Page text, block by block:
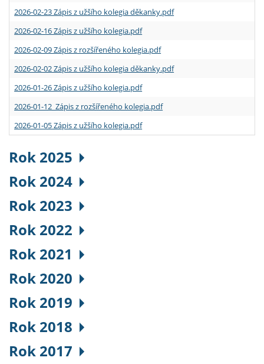
2026-02-23 Zápis z užšího kolegia děkanky.pdf
2026-02-16 Zápis z užšího kolegia.pdf
2026-02-09 Zápis z rozšířeného kolegia.pdf
2026-02-02 Zápis z užšího kolegia děkanky.pdf
2026-01-26 Zápis z užšího kolegia.pdf
2026-01-12 Zápis z rozšířeného kolegia.pdf
2026-01-05 Zápis z užšího kolegia.pdf
Rok 2025
Rok 2024
Rok 2023
Rok 2022
Rok 2021
Rok 2020
Rok 2019
Rok 2018
Rok 2017